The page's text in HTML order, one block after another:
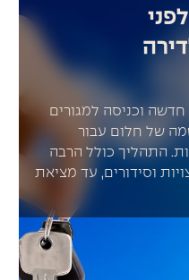
וכניסה למגורים
של חלום עבור
התהליך כולל הרבה
וסידורים, עד מציאת